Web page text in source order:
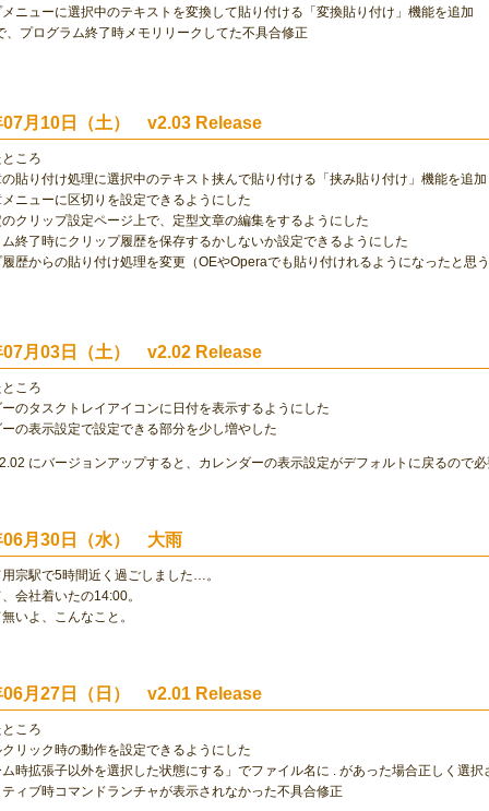
ニューに選択中のテキストを変換して貼り付ける「変換貼り付け」機能を追加
、プログラム終了時メモリリークしてた不具合修正
07月10日（土） v2.03 Release
ころ
貼り付け処理に選択中のテキスト挟んで貼り付ける「挟み貼り付け」機能を追加
ニューに区切りを設定できるようにした
クリップ設定ページ上で、定型文章の編集をするようにした
終了時にクリップ履歴を保存するかしないか設定できるようにした
歴からの貼り付け処理を変更（OEやOperaでも貼り付けれるようになったと思
07月03日（土） v2.02 Release
ころ
のタスクトレイアイコンに日付を表示するようにした
の表示設定で設定できる部分を少し増やした
にバージョンアップすると、カレンダーの表示設定がデフォルトに戻るので必
06月30日（水） 大雨
宗駅で5時間近く過ごしました…。
会社着いたの14:00。
いよ、こんなこと。
06月27日（日） v2.01 Release
ころ
リック時の動作を設定できるようにした
時拡張子以外を選択した状態にする」でファイル名に . があった場合正しく選択
ィブ時コマンドランチャが表示されなかった不具合修正